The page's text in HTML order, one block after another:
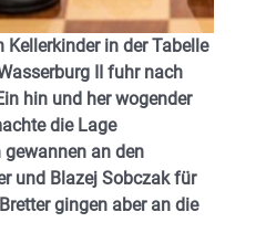
Kellerkinder in der Tabelle
II fuhr nach
hin und her wogender
die Lage
an den
und Blazej Sobczak für
gingen aber an die